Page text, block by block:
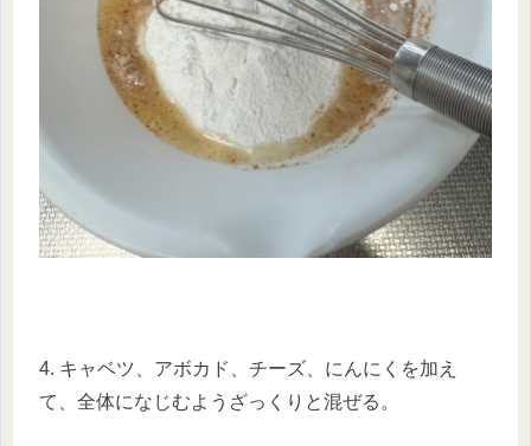
4. キャベツ、アボカド、チーズ、にんにくを加え
て、全体になじむようざっくりと混ぜる。